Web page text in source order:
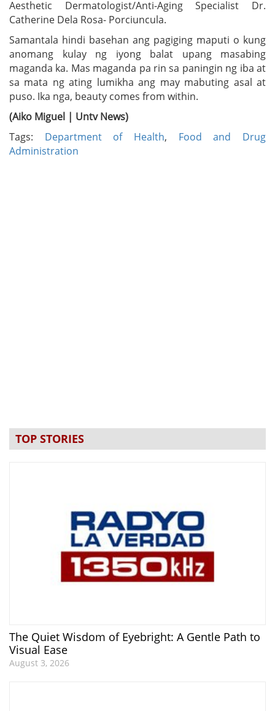
Aesthetic Dermatologist/Anti-Aging Specialist Dr.
Catherine Dela Rosa- Porciuncula.
Samantala hindi basehan ang pagiging maputi o kung
anomang kulay ng iyong balat upang masabing
maganda ka. Mas maganda pa rin sa paningin ng iba at
sa mata ng ating lumikha ang may mabuting asal at
puso. Ika nga, beauty comes from within.
(Aiko Miguel | Untv News)
Tags: Department of Health, Food and Drug
Administration
TOP STORIES
The Quiet Wisdom of Eyebright: A Gentle Path to
Visual Ease
August 3, 2026